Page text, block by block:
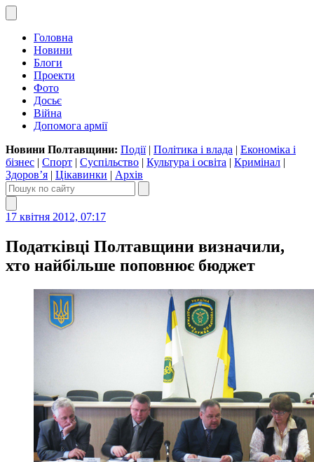
Головна
Новини
Блоги
Проекти
Фото
Досьє
Війна
Допомога армії
Новини Полтавщини: Події| Політика і влада | Економіка і
бізнес | Спорт | Суспільство | Культура і освіта | Кримінал |
Здоров’я | Цікавинки | Архів
17 квітня 2012, 07:17
Податківці Полтавщини визначили,
хто найбільше поповнює бюджет